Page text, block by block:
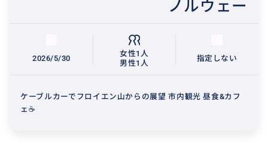
ノルウェー
2026/5/30
女性1人
男性1人
指定しない
ケーブルカーでフロイエン山からの展望 市内観光 昼食&カフ
ェ☕